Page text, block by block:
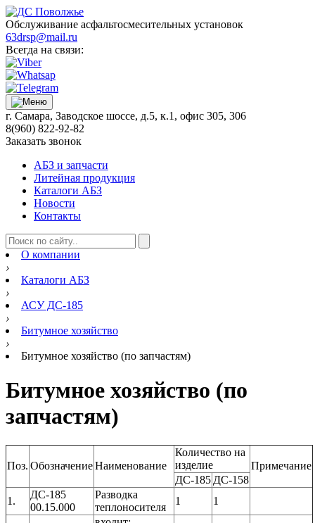
Обслуживание асфальтосмесительных установок
63drsp@mail.ru
Всегда на связи:
г. Самара, Заводское шоссе, д.5, к.1, офис 305, 306
8(960) 822-92-82
Заказать звонок
АБЗ и запчасти
Литейная продукция
Каталоги АБЗ
Новости
Контакты
О компании
›
Каталоги АБЗ
›
АСУ ДС-185
›
Битумное хозяйство
›
Битумное хозяйство (по запчастям)
Битумное хозяйство (по
запчастям)
Поз. ОбозначениеНаименование
Количество на
изделие
Примечание
ДС-185 ДС-158
1.
ДС-185
00.15.000
Разводка
теплоносителя
1
1